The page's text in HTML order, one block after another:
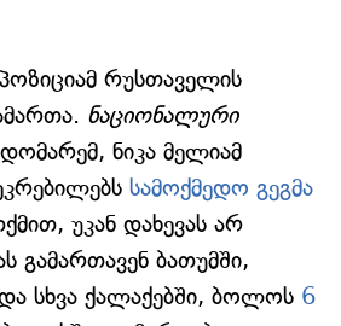
რუსთაველის
ნაციონალური
ნიკა მელიამ
სამოქმედო გეგმა
უკან დახევას არ
გამართავენ ბათუმში,
სხვა ქალაქებში, ბოლოს 6